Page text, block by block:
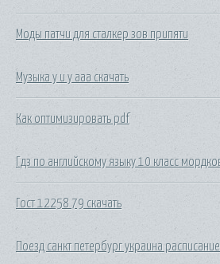
Моды патчи для сталкер зов припяти
Музыка у и у ааа скачать
Как оптимизировать pdf
Гдз по английскому языку 10 класс
Гост 12258 79 скачать
Поезд санкт петербург украина расписание